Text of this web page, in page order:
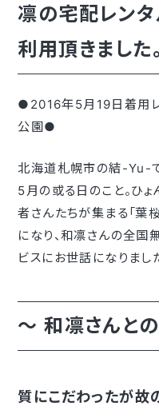
凛の宅配レン
利用頂きました。
●2016年5月19日着用
公園●
北海道札幌市の結-Yu-で
5月の或る日のこと。ひ
者さんたちが集まる「葉
になり、和凛さんの全国
ビスにお世話になりまし
～ 和凛さんと
質にこだわったが故